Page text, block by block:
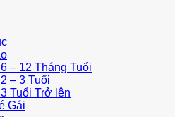
– 12 Tháng Tuổi
– 3 Tuổi
Tuổi Trở lên
Gái